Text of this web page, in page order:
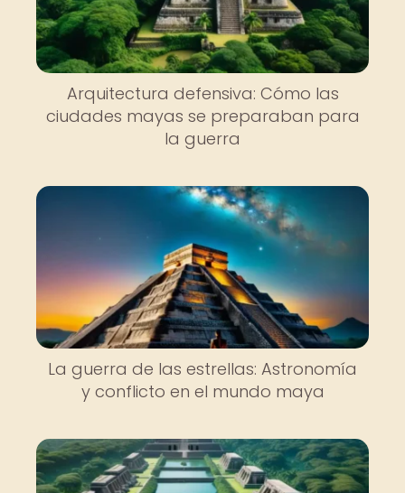
Arquitectura defensiva: Cómo las
ciudades mayas se preparaban para
la guerra
La guerra de las estrellas: Astronomía
y conflicto en el mundo maya